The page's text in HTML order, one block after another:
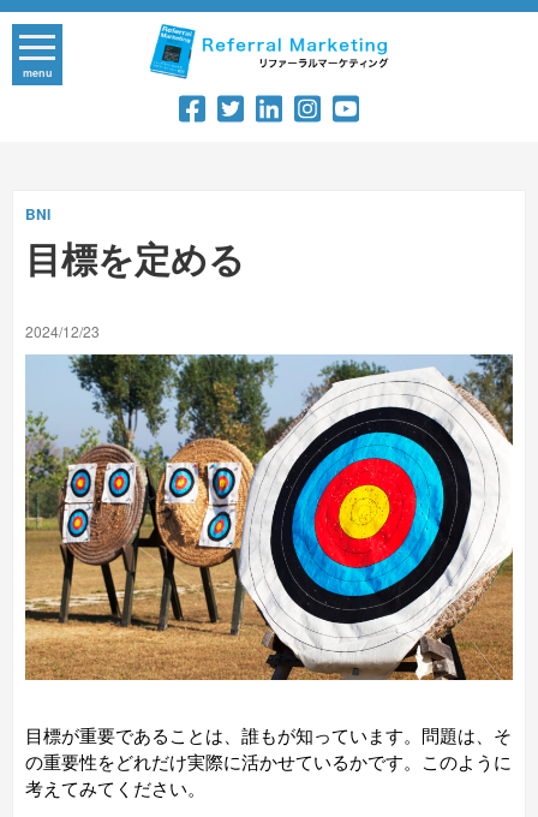
Skip
content
menu
BNI
目標を定める
2024/12/23
目標が重要であることは、誰もが知っています。問題は、そ
の重要性をどれだけ実際に活かせているかです。このように
考えてみてください。